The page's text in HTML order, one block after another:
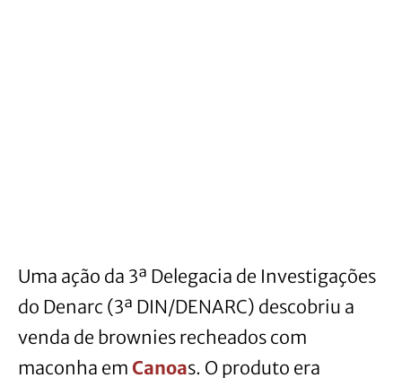
Uma ação da 3ª Delegacia de Investigações
do Denarc (3ª DIN/DENARC) descobriu a
venda de brownies recheados com
maconha em Canoas. O produto era